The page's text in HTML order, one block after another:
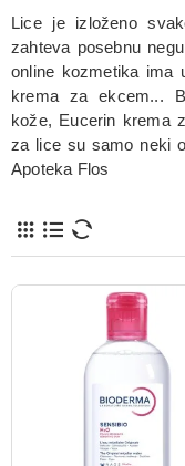
Lice je izloženo
zahteva posebnu
online kozmetika ima
krema za ekcem...
kože, Eucerin krema
za lice su samo neki
Apoteka Flos